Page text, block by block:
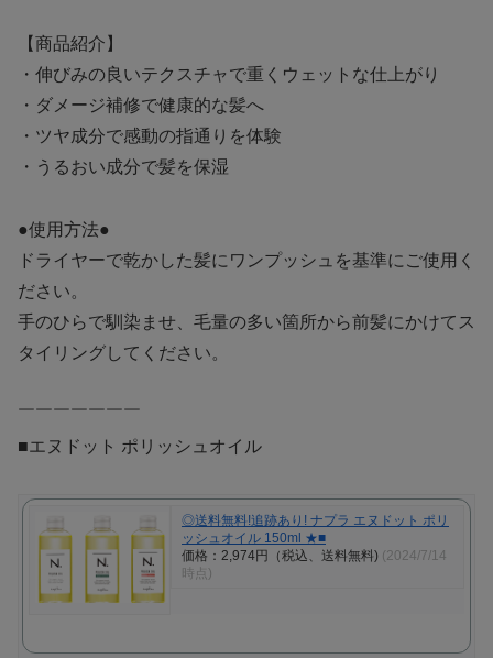
【商品紹介】
・伸びみの良いテクスチャで重くウェットな仕上がり
・ダメージ補修で健康的な髪へ
・ツヤ成分で感動の指通りを体験
・うるおい成分で髪を保湿
●使用方法●
ドライヤーで乾かした髪にワンプッシュを基準にご使用く
ださい。
手のひらで馴染ませ、毛量の多い箇所から前髪にかけてス
タイリングしてください。
￣￣￣￣￣￣￣
■エヌドット ポリッシュオイル
◎送料無料!追跡あり! ナプラ エヌドット ポリ
ッシュオイル 150ml ★■
価格：2,974円（税込、送料無料) (2024/7/14
時点)